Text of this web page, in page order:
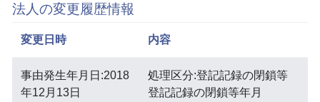
法人の変更履歴情報
変更日時 内容
事由発生年月日:2018
年12月13日
処理区分:登記記録の閉鎖等
登記記録の閉鎖等年月